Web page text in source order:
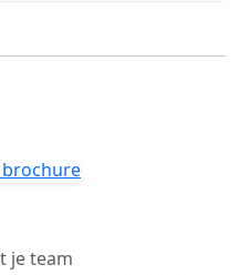
je team